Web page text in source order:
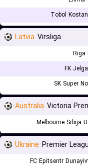
Tobol
Latvia Virsliga
Riga
FK
SK Super
Australia Victoria
Melbourne Srbija
Ukraine Premier
FC Epitsentr